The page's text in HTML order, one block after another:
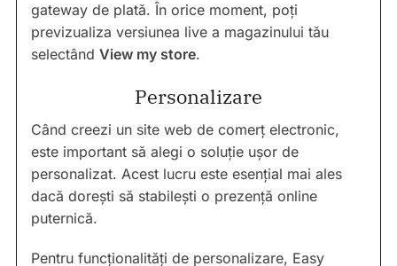
gateway de plată. În orice moment, poți
previzualiza versiunea live a magazinului tău
selectând View my store.
Personalizare
Când creezi un site web de comerț electronic,
este important să alegi o soluție ușor de
personalizat. Acest lucru este esențial mai ales
dacă dorești să stabilești o prezență online
puternică.
Pentru funcționalități de personalizare, Easy